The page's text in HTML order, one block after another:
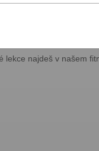
si na tom, abyste se u
lekce najdeš v našem